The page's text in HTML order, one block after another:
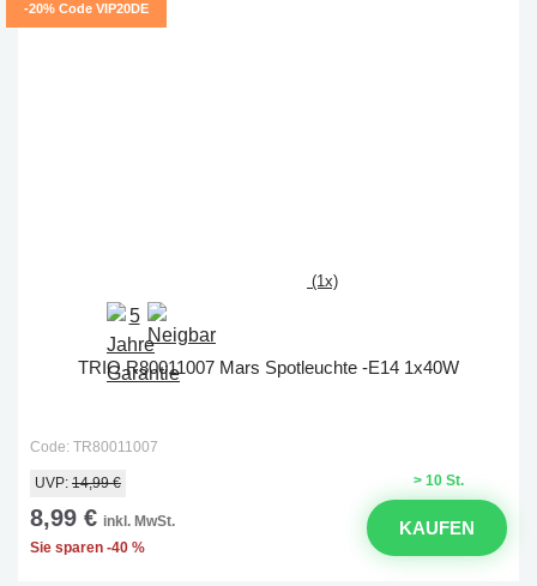
-20% Code VIP20DE
(1x)
TRIO R80011007 Mars Spotleuchte -E14 1x40W
Code: TR80011007
> 10 St.
UVP: 14,99 €
8,99 € inkl. MwSt.
Sie sparen -40 %
KAUFEN